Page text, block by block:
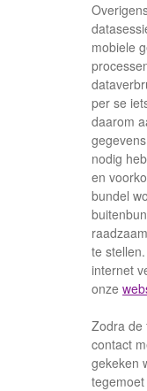
mobiele
per se
daarom
nodig
en
bundel
te
internet
onze
Zodra de
contact
gekeken